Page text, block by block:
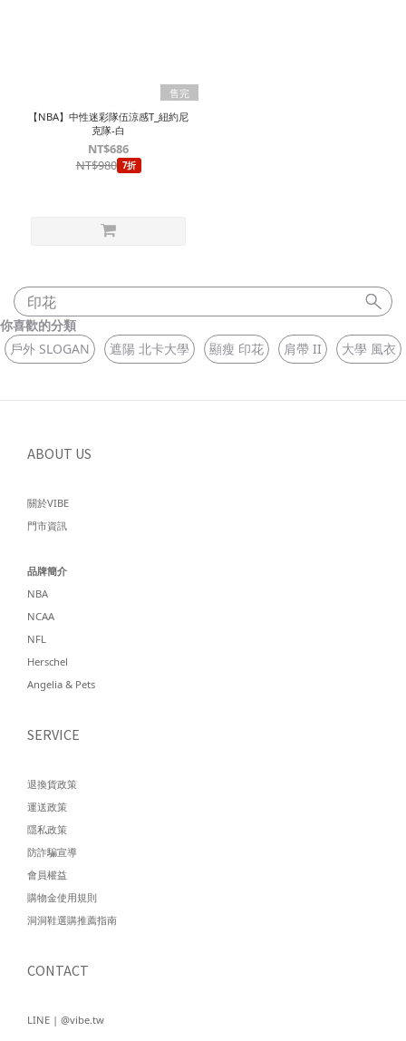
售完
【NBA】中性迷彩隊伍涼感T_紐約尼
克隊-白
NT$686
NT$980 7折
印花
你喜歡的分類
戶外 SLOGAN
遮陽 北卡大學 顯瘦 印花 肩帶 II 大學 風衣
ABOUT US
關於VIBE
門市資訊
品牌簡介
NBA
NCAA
NFL
Herschel
Angelia & Pets
SERVICE
退換貨政策
運送政策
隱私政策
防詐騙宣導
會員權益
購物金使用規則
洞洞鞋選購推薦指南
CONTACT
LINE | @vibe.tw